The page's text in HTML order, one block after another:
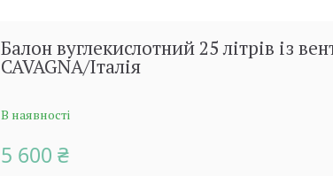
Балон вуглекислотний 25 літрів із
CAVAGNA/Італія
В наявності
5 600 ₴